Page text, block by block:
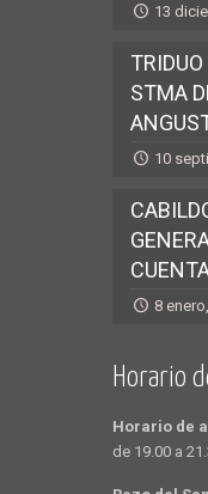
13
STMA
10
8
Horario
Horario de
de 19.00 a